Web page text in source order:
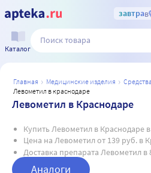
завтрав
Каталог
главная медицинские изделия
левометил в краснодаре
Левометил в Краснодаре
Купить Левометил в Краснодаре
Цена на Левометил от 139 руб. в
Доставка препарата Левометил в
Аналоги